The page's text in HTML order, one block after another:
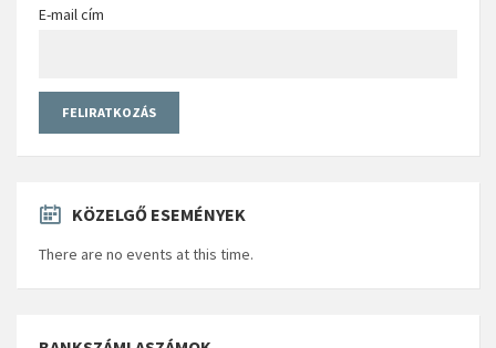
E-mail cím
KÖZELGŐ ESEMÉNYEK
There are no events at this time.